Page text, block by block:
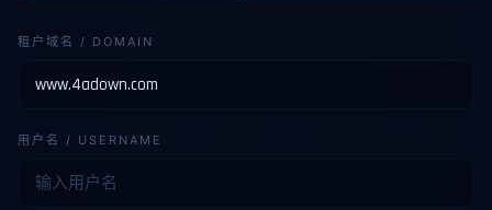
租户域名 / DOMAIN
用户名 / USERNAME